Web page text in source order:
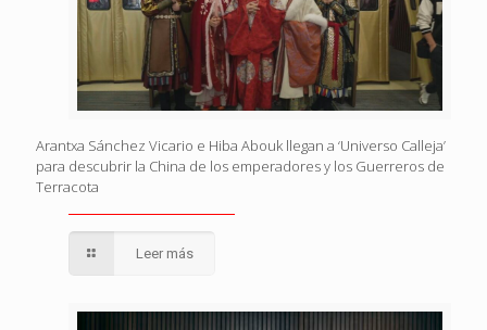
Arantxa Sánchez Vicario e Hiba Abouk llegan a ‘Universo Calleja’
para descubrir la China de los emperadores y los Guerreros de
Terracota
Leer más